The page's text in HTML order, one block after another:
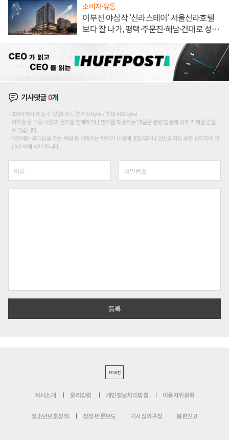
소비자·유통
이부진 야심작 '신라스테이' 서울신라호텔
보다 잘 나가, 평택·주문진·해남·건대로 성
기사댓글0개
200자까지 쓰실 수 있습니다. (현재 0 byte / 최대 400byte)
저작권 등 다른 사람의 권리를 침해하거나 명예를 훼손하는 댓글은 관련 법률에 의해 제재를 받을
수 있습니다.
타인에게 불쾌감을 주는 욕설 등 비하하는 단어가 내용에 포함되거나 인신공격성 글은 관리자의 판
단에 의해 삭제 합니다.
PC버전
회사소개 윤리강령 개인정보처리방침 이용자위원회
청소년보호정책 정정·반론보도 기사심의규정 불편신고